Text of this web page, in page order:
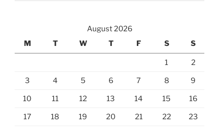
August 2026
M
T W T F S S
1 2
3 4 5 6 7 8 9
10 11 12 13 14 15 16
17 18 19 20 21 22 23